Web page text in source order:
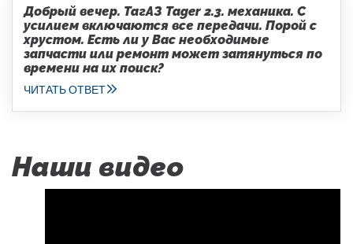
Добрый вечер. ТагАЗ Tager 2.3. механика. С
усилием включаются все передачи. Порой с
хрустом. Есть ли у Вас необходимые
запчасти или ремонт может затянуться по
времени на их поиск?
ЧИТАТЬ ОТВЕТ
Наши видео